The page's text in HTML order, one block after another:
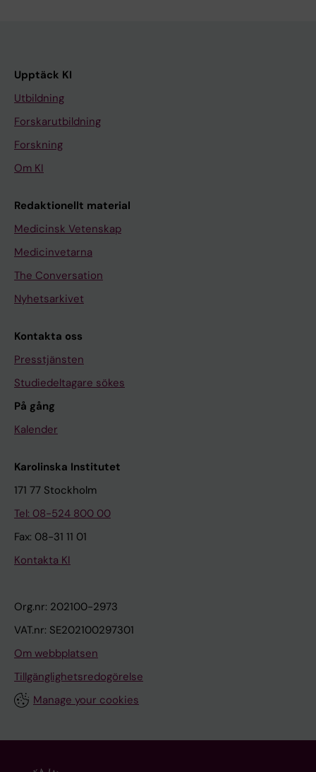
Upptäck KI
Utbildning
Forskarutbildning
Forskning
Om KI
Redaktionellt material
Medicinsk Vetenskap
Medicinvetarna
The Conversation
Nyhetsarkivet
Kontakta oss
Presstjänsten
Studiedeltagare sökes
På gång
Kalender
Karolinska Institutet
171 77 Stockholm
Tel: 08-524 800 00
Fax: 08-31 11 01
Kontakta KI
Org.nr: 202100-2973
VAT.nr: SE202100297301
Om webbplatsen
Tillgänglighetsredogörelse
Manage your cookies